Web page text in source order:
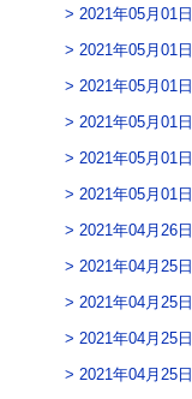
2021年05月01日
2021年05月01日
2021年05月01日
2021年05月01日
2021年05月01日
2021年05月01日
2021年04月26日
2021年04月25日
2021年04月25日
2021年04月25日
2021年04月25日